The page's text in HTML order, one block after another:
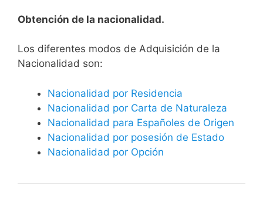
Obtención de la nacionalidad.
​​​Los diferentes modos de Adquisición de la
Nacionalidad son:
Nacionalidad por Residencia
Nacionalidad por Carta de Naturaleza
Nacionalidad para Españoles de Origen
Nacionalidad por posesión de Estado
Nacionalidad por Opción